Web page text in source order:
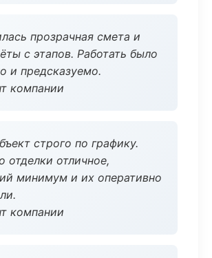
прозрачная смета и
с этапов. Работать было
и предсказуемо.
компании
строго по графику.
отделки отличное,
минимум и их оперативно
компании